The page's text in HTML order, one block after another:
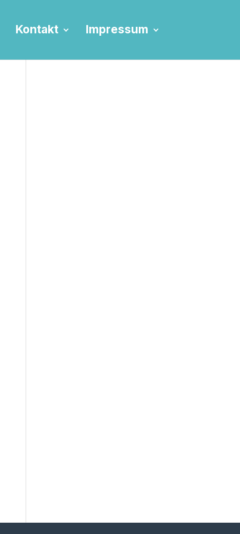
Kontakt Impressum